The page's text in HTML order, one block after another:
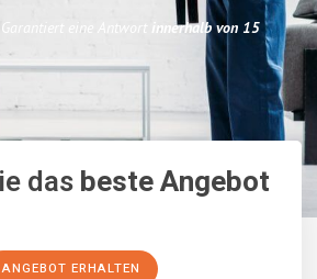
Garantiert eine Antwort
innerhalb von 15
dasbeste Angebot
ANGEBOT ERHALTEN